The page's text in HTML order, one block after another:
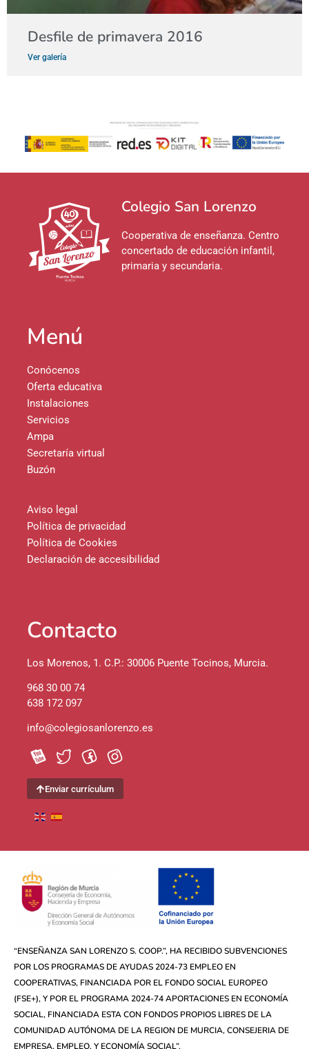
Desfile de primavera 2016
Ver galería
Colegio San Lorenzo
Cooperativa de enseñanza. Centro
concertado de educación infantil,
primaria y secundaria.
Menú
Conócenos
Oferta educativa
Instalaciones
Servicios
Ampa
Secretaría virtual
Buzón
Aviso legal
Política de privacidad
Política de Cookies
Declaración de accesibilidad
Contacto
Los Morenos, 1. C.P.: 30006 Puente Tocinos, Murcia.
968 30 00 74
638 172 097
info@colegiosanlorenzo.es
Enviar currículum
“ENSEÑANZA SAN LORENZO S. COOP.”, HA RECIBIDO SUBVENCIONES
POR LOS PROGRAMAS DE AYUDAS 2024-73 EMPLEO EN
COOPERATIVAS, FINANCIADA POR EL FONDO SOCIAL EUROPEO
(FSE+), Y POR EL PROGRAMA 2024-74 APORTACIONES EN ECONOMÍA
SOCIAL, FINANCIADA ESTA CON FONDOS PROPIOS LIBRES DE LA
COMUNIDAD AUTÓNOMA DE LA REGION DE MURCIA, CONSEJERIA DE
EMPRESA, EMPLEO, Y ECONOMÍA SOCIAL”.